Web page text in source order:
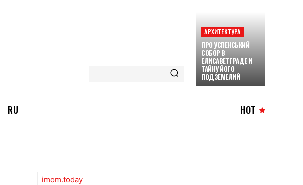
АРХИТЕКТУРА
ПРО УСПЕНСЬКИЙ
СОБОР В
ЕЛИСАВЕТГРАДЕ И
ТАЙНУ ЙОГО
ПОДЗЕМЕЛИЙ
RU HOT
imom.today